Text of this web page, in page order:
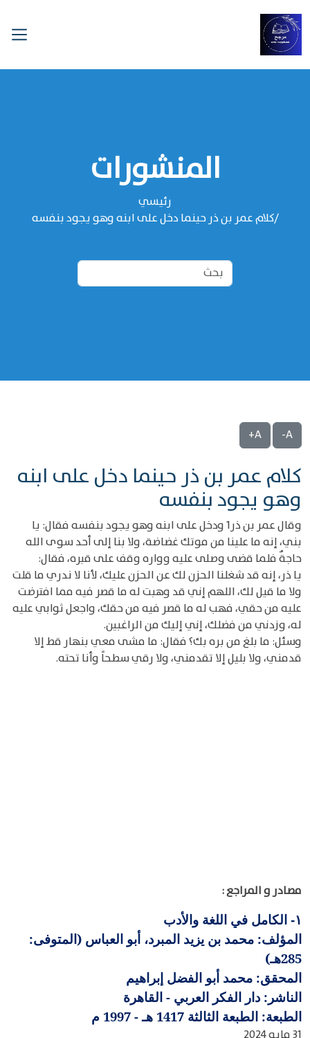
المنشورات
رئيسي
كلام عمر بن ذر حينما دخل على ابنه وهو يجود بنفسه
A-
A+
كلام عمر بن ذر حينما دخل على ابنه
وهو يجود بنفسه
وقال عمر بن ذر1 ودخل على ابنه وهو يجود بنفسه فقال: يا
بني، إنه ما علينا من موتك غضاضة، ولا بنا إلى أحد سوى الله
حاجةٌ فلما قضى وصلى عليه وواره وقف على قبره، فقال:
يا ذر، إنه قد شغلنا الحزن لك عن الحزن عليك، لأنا لا ندري ما قلت
ولا ما قيل لك، اللهم إني قد وهبت له ما قصر فيه مما افترضت
عليه من حقي، فهب له ما قصر فيه من حقك، واجعل ثوابي عليه
له، وزدني من فضلك، إني إليك من الراغبين.
وسئل: ما بلغ من بره بك؟ فقال: ما مشى معي بنهار قط إلا
قدمني، ولا بليل إلا تقدمني، ولا رقي سطحاً وأنا تحته.
مصادر و المراجع :
١-
الكامل في اللغة والأدب
المؤلف: محمد بن يزيد المبرد، أبو العباس (المتوفى:
285هـ)
المحقق: محمد أبو الفضل إبراهيم
الناشر: دار الفكر العربي - القاهرة
الطبعة: الطبعة الثالثة 1417 هـ - 1997 م